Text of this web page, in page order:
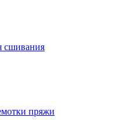
сшивания
пряжи